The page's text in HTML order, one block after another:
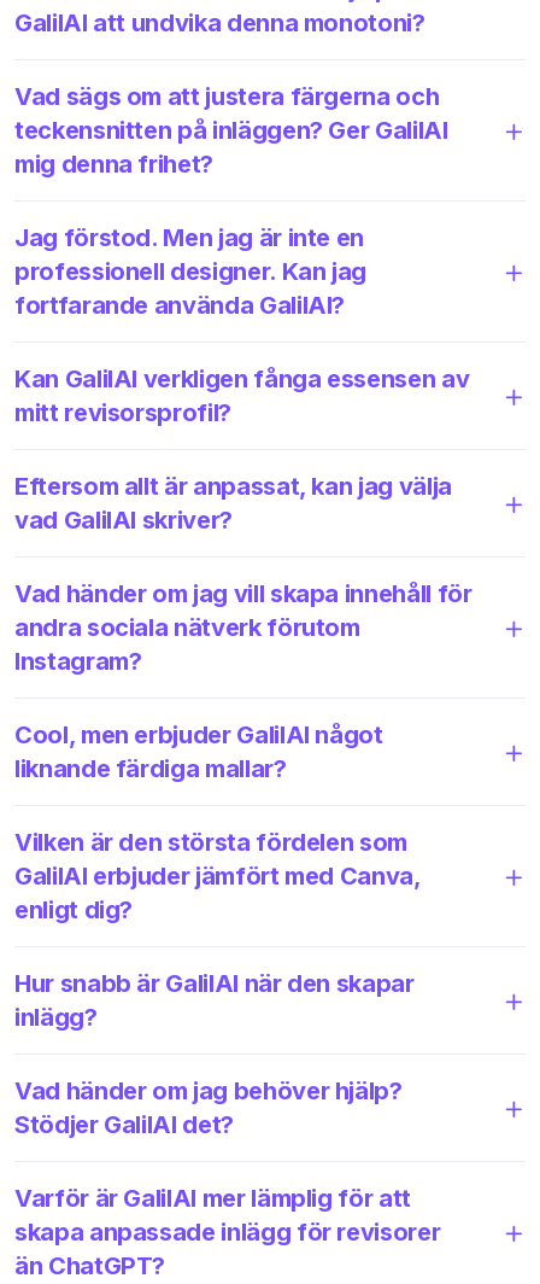
GalilAI att undvika denna monotoni?
Vad sägs om att justera färgerna och
teckensnitten på inläggen? Ger GalilAI
mig denna frihet?
Jag förstod. Men jag är inte en
professionell designer. Kan jag
fortfarande använda GalilAI?
Kan GalilAI verkligen fånga essensen av
mitt revisorsprofil?
Eftersom allt är anpassat, kan jag välja
vad GalilAI skriver?
Vad händer om jag vill skapa innehåll för
andra sociala nätverk förutom
Instagram?
Cool, men erbjuder GalilAI något
liknande färdiga mallar?
Vilken är den största fördelen som
GalilAI erbjuder jämfört med Canva,
enligt dig?
Hur snabb är GalilAI när den skapar
inlägg?
Vad händer om jag behöver hjälp?
Stödjer GalilAI det?
Varför är GalilAI mer lämplig för att
skapa anpassade inlägg för revisorer
än ChatGPT?